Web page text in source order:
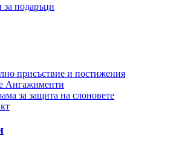
за подаръци
присъствие и постижения
Ангажименти
за защита на слоновете